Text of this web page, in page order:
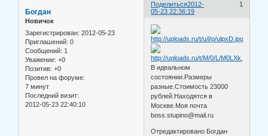
Поделиться 1
2012-
05-23 22:36:19
Богдан
Новичок
Зарегистрирован: 2012-05-23
Приглашений: 0
Сообщений: 1
Уважение: +0
Позитив: +0
Провел на форуме:
7 минут
Последний визит:
2012-05-23 22:40:10
В идеальном
состоянии.Размеры
разные.Стоимость 23000
рублей.Находятся в
Москве.Моя почта
boss.stupino@mail.ru
Отредактировано Богдан